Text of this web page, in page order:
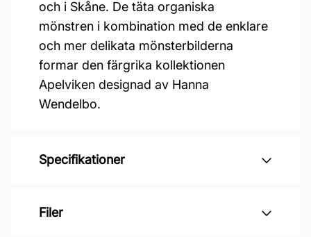
och i Skåne. De täta organiska
mönstren i kombination med de enklare
och mer delikata mönsterbilderna
formar den färgrika kollektionen
Apelviken designad av Hanna
Wendelbo.
Specifikationer
Varumärke: Midbec Tapeter
Filer